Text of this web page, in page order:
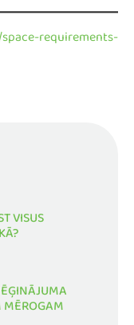
VISUS
requirements-